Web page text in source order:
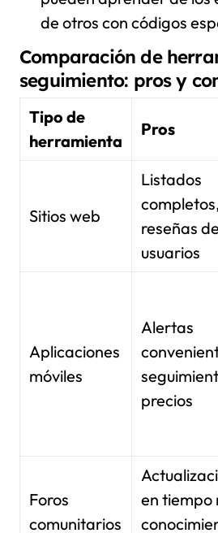
de otros con códigos
Comparación de
seguimiento: pros y
Tipo de
herramienta
Pros
Sitios web
Listados
reseñas de
usuarios
Aplicaciones
móviles
Alertas
precios
Foros
comunitarios
en tiempo